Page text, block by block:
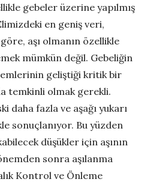
gebeler üzerine yapılmış
en geniş veri,
aşı olmanın özellikle
mümkün değil. Gebeliğin
geliştiği kritik bir
temkinli olmak gerekli.
daha fazla ve aşağı yukarı
sonuçlanıyor. Bu yüzden
düşükler için aşının
sonra aşılanma
Kontrol ve Önleme